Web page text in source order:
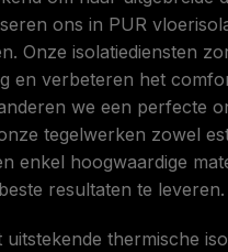
ons in PUR
Onze isolatiediensten
en verbeteren het
we een perfecte
tegelwerken zowel
enkel hoogwaardige
resultaten te leveren.
thermische